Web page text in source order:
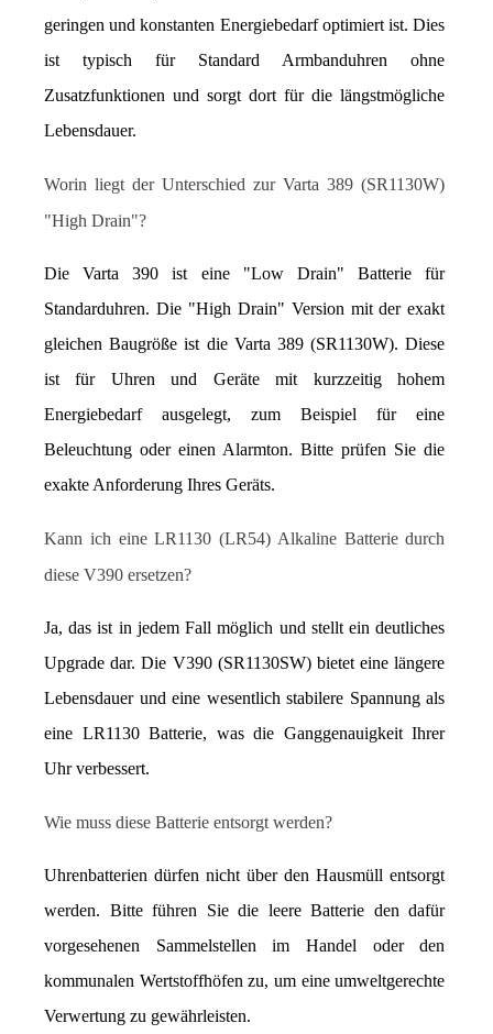
geringen und konstanten Energiebedarf optimiert ist. Dies
ist typisch für Standard Armbanduhren ohne
Zusatzfunktionen und sorgt dort für die längstmögliche
Lebensdauer.
Worin liegt der Unterschied zur Varta 389 (SR1130W)
"High Drain"?
Die Varta 390 ist eine "Low Drain" Batterie für
Standarduhren. Die "High Drain" Version mit der exakt
gleichen Baugröße ist die Varta 389 (SR1130W). Diese
ist für Uhren und Geräte mit kurzzeitig hohem
Energiebedarf ausgelegt, zum Beispiel für eine
Beleuchtung oder einen Alarmton. Bitte prüfen Sie die
exakte Anforderung Ihres Geräts.
Kann ich eine LR1130 (LR54) Alkaline Batterie durch
diese V390 ersetzen?
Ja, das ist in jedem Fall möglich und stellt ein deutliches
Upgrade dar. Die V390 (SR1130SW) bietet eine längere
Lebensdauer und eine wesentlich stabilere Spannung als
eine LR1130 Batterie, was die Ganggenauigkeit Ihrer
Uhr verbessert.
Wie muss diese Batterie entsorgt werden?
Uhrenbatterien dürfen nicht über den Hausmüll entsorgt
werden. Bitte führen Sie die leere Batterie den dafür
vorgesehenen Sammelstellen im Handel oder den
kommunalen Wertstoffhöfen zu, um eine umweltgerechte
Verwertung zu gewährleisten.